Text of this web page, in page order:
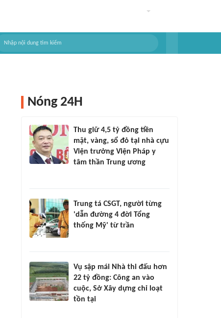
Nóng 24H
Thu giữ 4,5 tỷ đồng tiền
mặt, vàng, sổ đỏ tại nhà cựu
Viện trưởng Viện Pháp y
tâm thần Trung ương
Trung tá CSGT, người từng
'dẫn đường 4 đời Tổng
thống Mỹ' từ trần
Vụ sập mái Nhà thi đấu hơn
22 tỷ đồng: Công an vào
cuộc, Sở Xây dựng chỉ loạt
tồn tại